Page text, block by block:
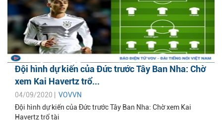
Đội hình dự kiến của Đức trước Tây Ban Nha: Chờ
xem Kai Havertz trổ...
04/09/2020 | VOVVN
Đội hình dự kiến của Đức trước Tây Ban Nha: Chờ xem Kai
Havertz trổ tài